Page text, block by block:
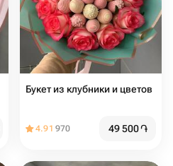
Букет из клубники и цветов
4.91 970 49 500֏